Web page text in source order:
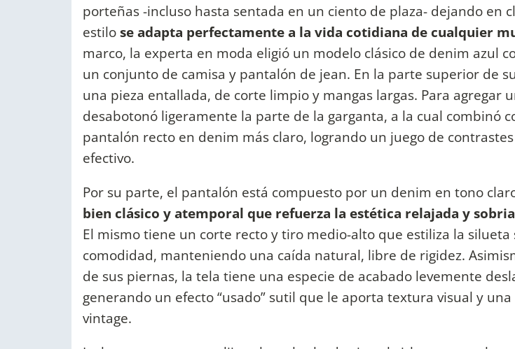
porteñas -incluso hasta sentada en un ciento de plaza- dejando en
estilose adapta perfectamente a la vida cotidiana de cualquier
marco, la experta en moda eligió un modelo clásico de denim azul
un conjunto de camisa y pantalón de jean. En la parte superior de
una pieza entallada, de corte limpio y mangas largas. Para agregar
desabotonó ligeramente la parte de la garganta, a la cual combinó
pantalón recto en denim más claro, logrando un juego de
efectivo.
Por su parte, el pantalón está compuesto por un denim en tono
bien clásico y atemporal que refuerza la estética relajada y
El mismo tiene un corte recto y tiro medio-alto que estiliza la
comodidad, manteniendo una caída natural, libre de rigidez.
de sus piernas, la tela tiene una especie de acabado levemente
generando un efecto “usado” sutil que le aporta textura visual y
vintage.